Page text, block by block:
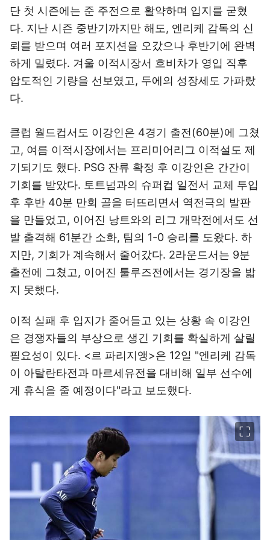
단 첫 시즌에는 준 주전으로 활약하며 입지를 굳혔
다. 지난 시즌 중반기까지만 해도, 엔리케 감독의 신
뢰를 받으며 여러 포지션을 오갔으나 후반기에 완벽
하게 밀렸다. 겨울 이적시장서 흐비차가 영입 직후
압도적인 기량을 선보였고, 두에의 성장세도 가파랐
다.
클럽 월드컵서도 이강인은 4경기 출전(60분)에 그쳤
고, 여름 이적시장에서는 프리미어리그 이적설도 제
기되기도 했다. PSG 잔류 확정 후 이강인은 간간이
기회를 받았다. 토트넘과의 슈퍼컵 일전서 교체 투입
후 후반 40분 만회 골을 터뜨리면서 역전극의 발판
을 만들었고, 이어진 낭트와의 리그 개막전에서도 선
발 출격해 61분간 소화, 팀의 1-0 승리를 도왔다. 하
지만, 기회가 계속해서 줄어갔다. 2라운드서는 9분
출전에 그쳤고, 이어진 툴루즈전에서는 경기장을 밟
지 못했다.
이적 실패 후 입지가 줄어들고 있는 상황 속 이강인
은 경쟁자들의 부상으로 생긴 기회를 확실하게 살릴
필요성이 있다. <르 파리지앵>은 12일 "엔리케 감독
이 아탈란타전과 마르세유전을 대비해 일부 선수에
게 휴식을 줄 예정이다"라고 보도했다.